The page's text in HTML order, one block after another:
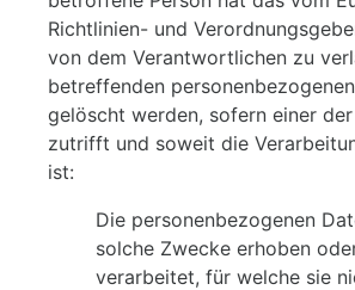
Richtlinien- und
von dem Verantwortlichen zu
betreffenden
gelöscht werden, sofern einer
zutrifft und soweit die
ist:
Die personenbezogenen
solche Zwecke erhoben
verarbeitet, für welche sie